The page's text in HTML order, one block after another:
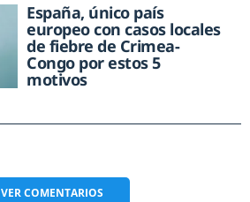
España, único país
europeo con casos locales
de fiebre de Crimea-
Congo por estos 5
motivos
VERCOMENTARIOS